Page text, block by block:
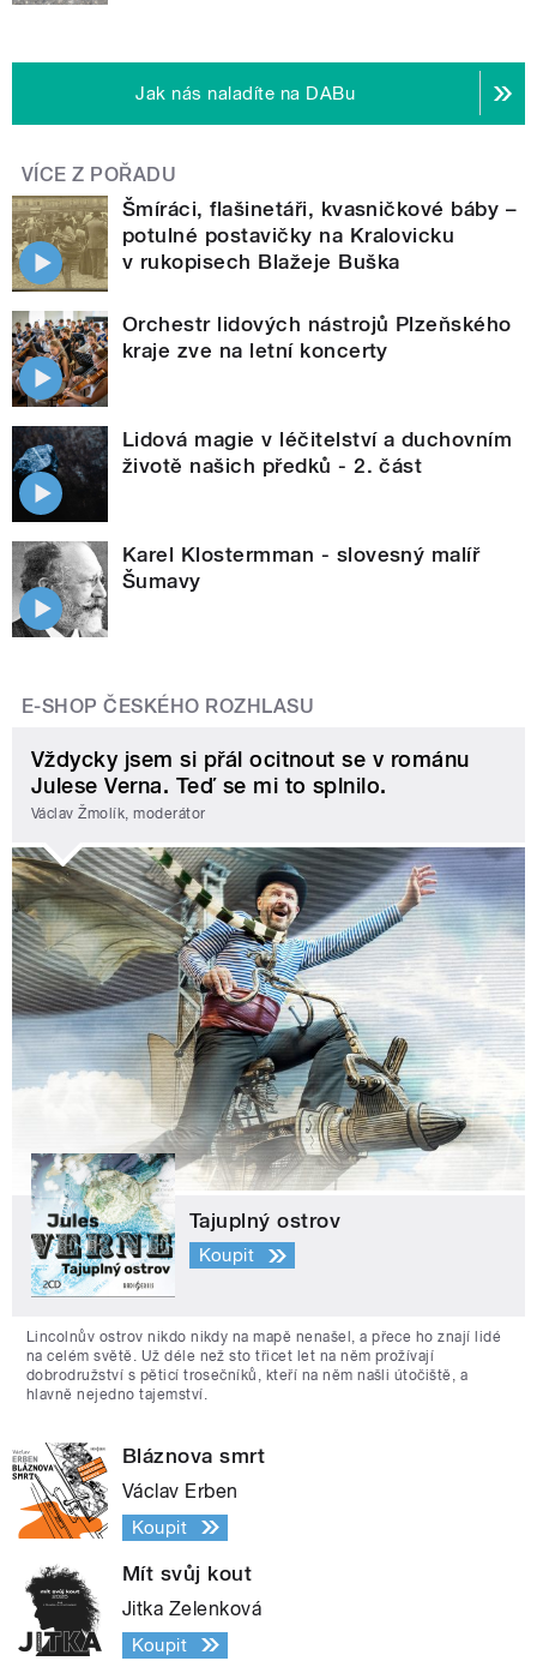
Jak nás naladíte na DABu
VÍCE Z POŘADU
Šmíráci, flašinetáři, kvasničkové báby –
potulné postavičky na Kralovicku
v rukopisech Blažeje Buška
Orchestr lidových nástrojů Plzeňského
kraje zve na letní koncerty
Lidová magie v léčitelství a duchovním
životě našich předků - 2. část
Karel Klostermman - slovesný malíř
Šumavy
E-SHOP ČESKÉHO ROZHLASU
Vždycky jsem si přál ocitnout se v románu
Julese Verna. Teď se mi to splnilo.
Václav Žmolík, moderátor
Tajuplný ostrov
Koupit
Lincolnův ostrov nikdo nikdy na mapě nenašel, a přece ho znají lidé
na celém světě. Už déle než sto třicet let na něm prožívají
dobrodružství s pěticí trosečníků, kteří na něm našli útočiště, a
hlavně nejedno tajemství.
Bláznova smrt
Václav Erben
Koupit
Mít svůj kout
Jitka Zelenková
Koupit